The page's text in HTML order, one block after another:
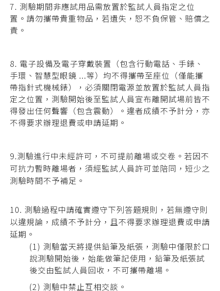
7. 測驗期間非應試用品需放置於監試人員指定之位
置。 請勿攜帶貴重物品，若遺失，恕不負保管、賠償之
責。
8. 電子設備及電子穿戴裝置（包含行動電話、手錶、
手環、智慧型眼鏡 ...等）均不得攜帶至座位 （僅能攜
帶指針式機械錶），必須關閉電源並放置於監試人員指
定之位置，測驗開始後至監試人員宣布離開試場前皆不
得發出任何聲響（包含震動）。 違者成績不予計分 ， 亦
不得要求辦理退費或申請延期。
9.測驗進行中未經許可，不可提前離場或交卷。若因不
可抗力暫時離場者，須經監試人員許可並陪同，短少之
測驗時間不予補足。
10. 測驗過程中請確實遵守下列答題規則，若無遵守則
以違規論， 成績不予計分，且不得要求辦理退費或申請
延期。
(1) 測驗當天將提供鉛筆及紙張，測驗中僅限於口
說測驗開始後，始能做筆記使用，鉛筆及紙張試
後交由監試人員回收，不可攜帶離場。
(2) 測驗中禁止互相交談。